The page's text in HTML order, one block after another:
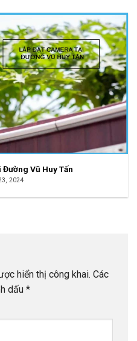
Vũ Huy Tấn
2024
hiển thị công khai. Các
dấu *